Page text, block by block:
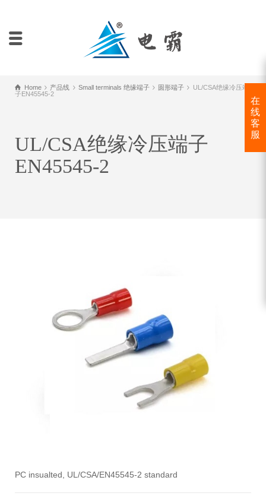
Home 产品线 Small terminals 绝缘端子 圆形端子
UL/CSA绝缘冷压端
子EN45545-2
UL/CSA绝缘冷压端子
EN45545-2
PC insualted, UL/CSA/EN45545-2 standard
在
线
客
服